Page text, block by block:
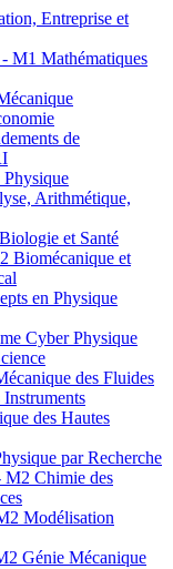
Entreprise et
Mathématiques
de
Arithmétique,
et Santé
Biomécanique et
en Physique
Cyber Physique
des Fluides
des Hautes
par Recherche
Chimie des
Modélisation
Génie Mécanique